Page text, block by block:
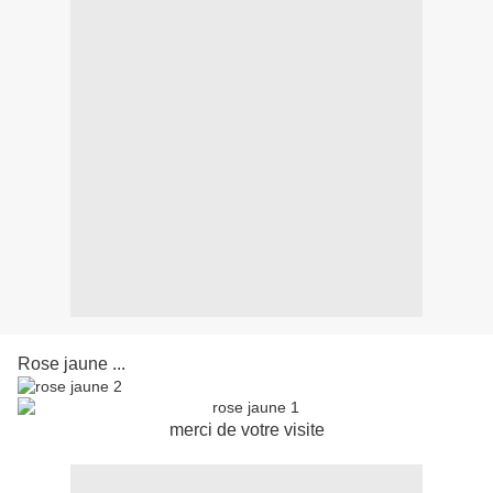
Rose jaune ...
merci de votre visite